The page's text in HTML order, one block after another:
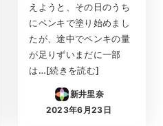
えようと、その日のうち
にペンキで塗り始めまし
たが、途中でペンキの量
が足りずいまだに一部
は…[続きを読む]
新井里奈
投稿日
2023年6月23日